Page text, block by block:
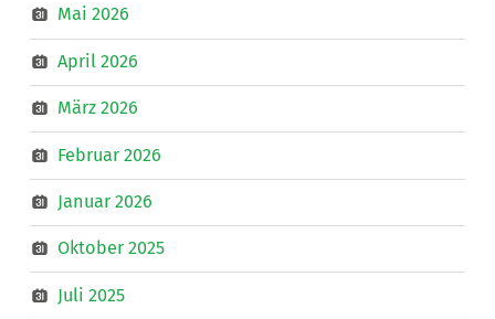
Mai 2026
April 2026
März 2026
Februar 2026
Januar 2026
Oktober 2025
Juli 2025